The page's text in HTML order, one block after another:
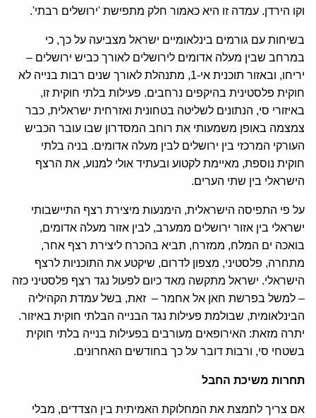
וקו הירדן. עמדה זו היא כאמור חלק מתפישת 'ירושלים רבתי'.
בשיחות עם גורמים בינלאומיים ישראל מצביעה על כך, כי
במרחב שבין מעלה אדומים לירושלים לאורך כביש ירושלים –
יריחו, ובאזור תוכנית אי-1, מתנהלת לאורך שנים רבות בנייה לא
חוקית פלסטינית בהיקפים נרחבים. פעילות בלתי חוקית זו,
באיזורי סי, הנתונים לשליטה בטחונית ואזרחית ישראלית, כבר
צמצמה באופן משמעותי את רוחב המסדרון שבו עובר הכביש
העורקי המרכזי בין ירושלים לבין מעלה אדומים. בניה בלתי
חוקית נוספת, מאיימת לקטוע ובעתיד אולי למנוע, את הרצף
הישראלי בין שתי הערים.
על פי התפיסה הישראלית, הימנעות מיצירת רצף התיישבותי
ישראלי בין אזור ירושלים ממערב, לבין אזור מעלה אדומים,
בואכה ים המלח, ממזרח, תביא בהכרח ליצירת רצף אחר,
מתחרה, פלסטיני, מצפון לדרום, שיקטע את התוכניות לרצף
הישראלי. ישראל מתקשה מאד כיום לפעול נגד רצף פלסטיני כזה
– למשל בפרשת חאן אל אחמר – זאת, בשל עמדת הקהיליה
הבינלאומית, שבולמת פעילות נגד הבנייה הבלתי חוקית באיזור.
יתרה מזאת: האירופאים מעורבים בפעילות בנייה בלתי חוקית
בשטחי סי, ורבות דובר על כך בחודשים האחרונים.
תחרות משיכת החבל
אם צריך לתמצת את המחלוקת האמיתית בין הצדדים, מבלי